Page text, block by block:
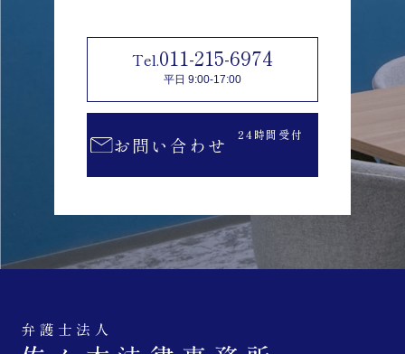
011-215-6974
平日 9:00-17:00
お問い合わせ 24時間受付